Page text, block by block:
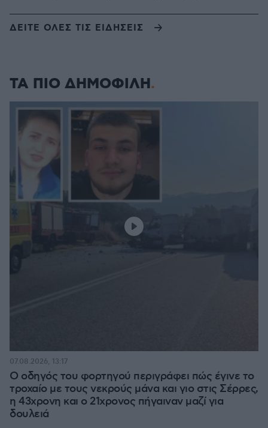
ΔΕΙΤΕ ΟΛΕΣ ΤΙΣ ΕΙΔΗΣΕΙΣ
ΤΑ ΠΙΟ ΔΗΜΟΦΙΛΗ
Ο οδηγός του φορτηγού περιγράφει πώς έγινε το
τροχαίο με τους νεκρούς μάνα και γιο στις Σέρρες,
η 43χρονη και ο 21χρονος πήγαιναν μαζί για
δουλειά
07.08.2026, 13:17